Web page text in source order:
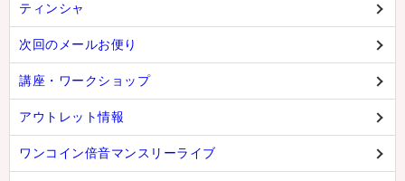
ティンシャ
次回のメールお便り
講座・ワークショップ
アウトレット情報
ワンコイン倍音マンスリーライブ